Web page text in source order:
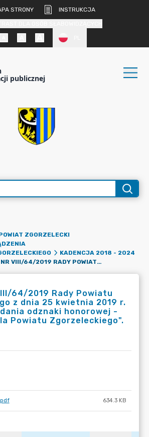
STRONY
INSTRUKCJA
publicznej
ZGORZELECKI
KADENCJA 2018 - 2024
UCHWAŁA NR VIII/64/2019 RADY POWIATU ZGORZELECKIEGO Z DNIA 25 KWIETNIA 2019 R. W SPRAWIE NADANIA ODZNAKI HONOROWEJ - "ZASŁUŻONY DLA POWIATU ZGORZELECKIEGO".
64/2019 Rady Powiatu
z dnia 25 kwietnia 2019 r.
odznaki honorowej -
Powiatu Zgorzeleckiego".
634.3 KB